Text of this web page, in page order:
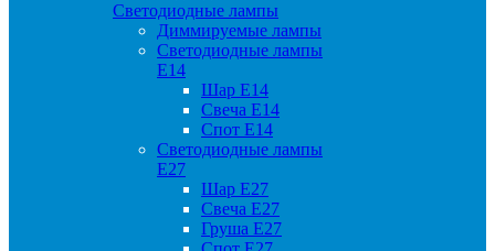
Светодиодные лампы
Диммируемые лампы
Светодиодные лампы
Е14
Шар Е14
Свеча Е14
Спот Е14
Светодиодные лампы
Е27
Шар Е27
Свеча Е27
Груша Е27